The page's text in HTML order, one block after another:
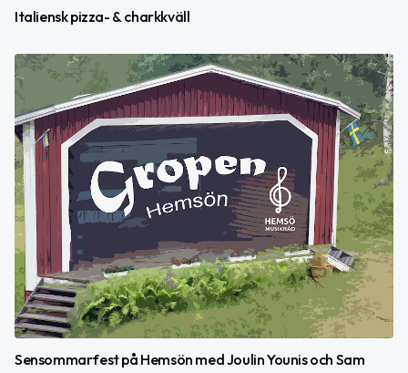
Italiensk pizza- & charkkväll
Sensommarfest på Hemsön med Joulin Younis och Sam